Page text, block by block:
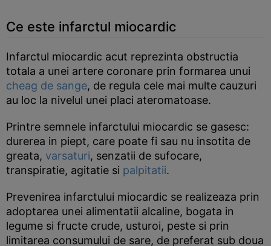
Ce este infarctul miocardic
Infarctul miocardic acut reprezinta obstructia
totala a unei artere coronare prin formarea unui
cheag de sange, de regula cele mai multe cauzuri
au loc la nivelul unei placi ateromatoase.
Printre semnele infarctului miocardic se gasesc:
durerea in piept, care poate fi sau nu insotita de
greata, varsaturi, senzatii de sufocare,
transpiratie, agitatie si palpitatii.
Prevenirea infarctului miocardic se realizeaza prin
adoptarea unei alimentatii alcaline, bogata in
legume si fructe crude, usturoi, peste si prin
limitarea consumului de sare, de preferat sub doua